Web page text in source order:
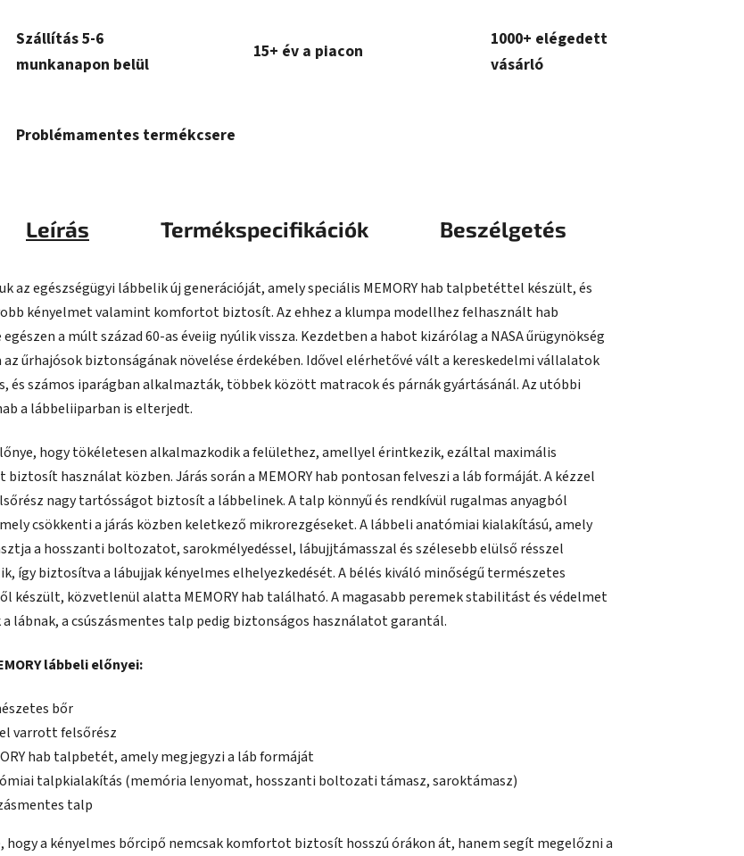
Szállítás 5-6
munkanapon belül
15+ év a piacon
1000+ elégedett
vásárló
Problémamentes termékcsere
Leírás Termékspecifikációk Beszélgetés
az egészségügyi lábbelik új generációját, amely speciális MEMORY hab talpbetéttel készült, és
kényelmet valamint komfortot biztosít. Az ehhez a klumpa modellhez felhasznált hab
a múlt század 60-as éveiig nyúlik vissza. Kezdetben a habot kizárólag a NASA űrügynökség
űrhajósok biztonságának növelése érdekében. Idővel elérhetővé vált a kereskedelmi vállalatok
és számos iparágban alkalmazták, többek között matracok és párnák gyártásánál. Az utóbbi
a lábbeliiparban is elterjedt.
hogy tökéletesen alkalmazkodik a felülethez, amellyel érintkezik, ezáltal maximális
biztosít használat közben. Járás során a MEMORY hab pontosan felveszi a láb formáját. A kézzel
nagy tartósságot biztosít a lábbelinek. A talp könnyű és rendkívül rugalmas anyagból
csökkenti a járás közben keletkező mikrorezgéseket. A lábbeli anatómiai kialakítású, amely
a hosszanti boltozatot, sarokmélyedéssel, lábujjtámasszal és szélesebb elülső résszel
így biztosítva a lábujjak kényelmes elhelyezkedését. A bélés kiváló minőségű természetes
készült, közvetlenül alatta MEMORY hab található. A magasabb peremek stabilitást és védelmet
lábnak, a csúszásmentes talp pedig biztonságos használatot garantál.
lábbeli előnyei:
bőr
varrott felsőrész
hab talpbetét, amely megjegyzi a láb formáját
talpkialakítás (memória lenyomat, hosszanti boltozati támasz, saroktámasz)
talp
hogy a kényelmes bőrcipő nemcsak komfortot biztosít hosszú órákon át, hanem segít megelőzni a